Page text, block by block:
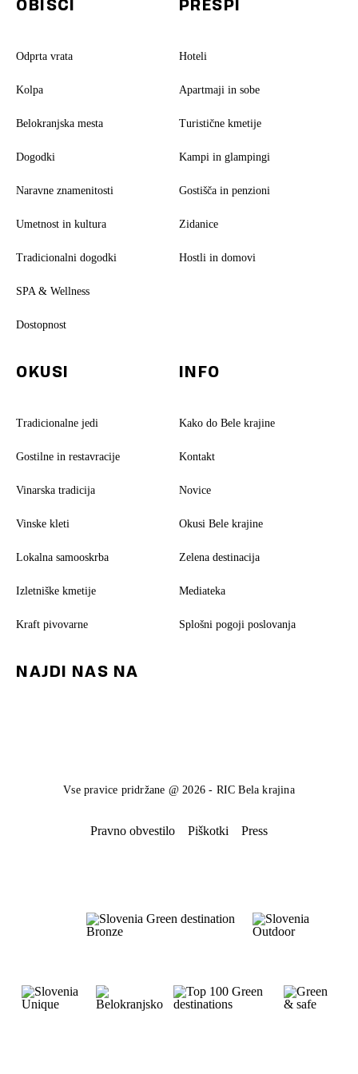
OBIŠČI
Odprta vrata
Kolpa
Belokranjska mesta
Dogodki
Naravne znamenitosti
Umetnost in kultura
Tradicionalni dogodki
SPA & Wellness
Dostopnost
PRESPI
Hoteli
Apartmaji in sobe
Turistične kmetije
Kampi in glampingi
Gostišča in penzioni
Zidanice
Hostli in domovi
OKUSI
Tradicionalne jedi
Gostilne in restavracije
Vinarska tradicija
Vinske kleti
Lokalna samooskrba
Izletniške kmetije
Kraft pivovarne
INFO
Kako do Bele krajine
Kontakt
Novice
Okusi Bele krajine
Zelena destinacija
Mediateka
Splošni pogoji poslovanja
NAJDI NAS NA
Vse pravice pridržane @ 2026 - RIC Bela krajina
Pravno obvestilo Piškotki Press